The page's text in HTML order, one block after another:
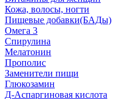
Кожа, волосы, ногти
Пищевые добавки(БАДы)
Омега 3
Спирулина
Мелатонин
Прополис
Заменители пищи
Глюкозамин
Д-Аспаргиновая кислота